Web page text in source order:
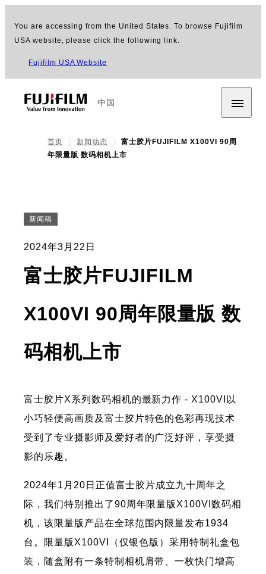
You are accessing from the United States. To browse Fujifilm
USA website, please click the following link.
Fujifilm USA Website
中国
首页 新闻动态
富士胶片FUJIFILM X100VI 90周
年限量版 数码相机上市
新闻稿
2024年3月22日
富士胶片FUJIFILM
X100VI 90周年限量版 数
码相机上市
富士胶片X系列数码相机的最新力作 - X100VI以
小巧轻便高画质及富士胶片特色的色彩再现技术
受到了专业摄影师及爱好者的广泛好评，享受摄
影的乐趣。
2024年1月20日正值富士胶片成立九十周年之
际，我们特别推出了90周年限量版X100VI数码相
机，该限量版产品在全球范围内限量发布1934
台。限量版X100VI（仅银色版）采用特制礼盒包
装，随盒附有一条特制相机肩带、一枚快门增高